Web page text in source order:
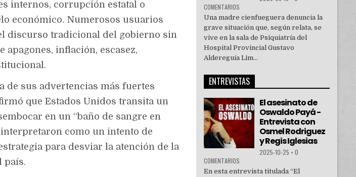
internos, corrupción estatal o
económico. Numerosos usuarios
discurso tradicional del gobierno sin
apagones, inflación, escasez,
de sus advertencias más fuertes
que Estados Unidos transita un
en un “baño de sangre en
como un intento de
para desviar la atención de la
país.
COMENTARIOS
Una madre cienfueguera denuncia la
grave situación que, según relata, se
vive en la sala de Psiquiatría del
Hospital Provincial Gustavo
Aldereguía Lim...
ENTREVISTAS
El asesinato de
Oswaldo Payá -
Entrevista con
Osmel Rodriguez
y Regis Iglesias
2025-10-25 • 0
COMENTARIOS
En esta entrevista titulada “El